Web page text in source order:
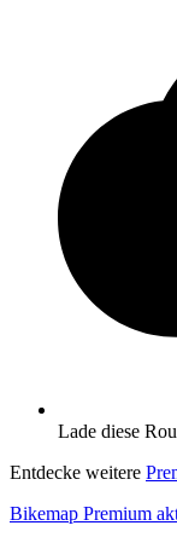
Lade diese
Entdecke weitere
Bikemap Premium